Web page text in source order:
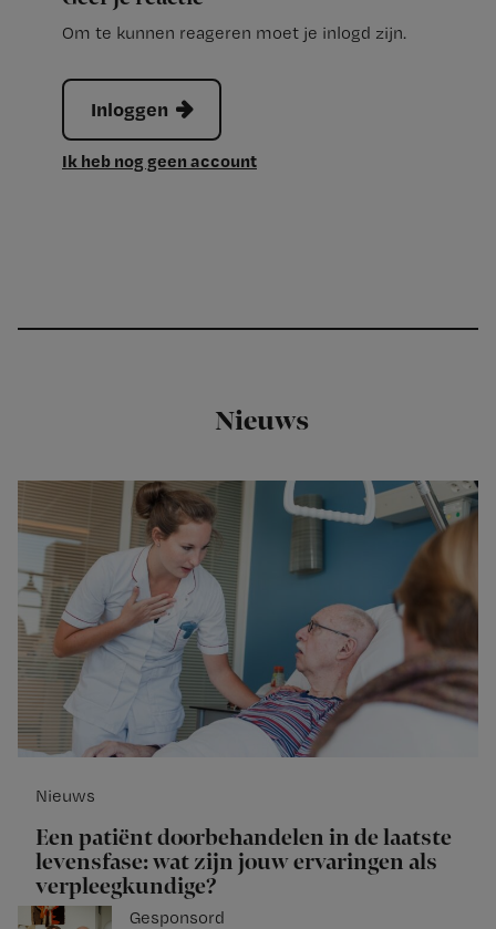
Om te kunnen reageren moet je inlogd zijn.
Inloggen
Ik heb nog geen account
Nieuws
Nieuws
Een patiënt doorbehandelen in de laatste
levensfase: wat zijn jouw ervaringen als
verpleegkundige?
Gesponsord